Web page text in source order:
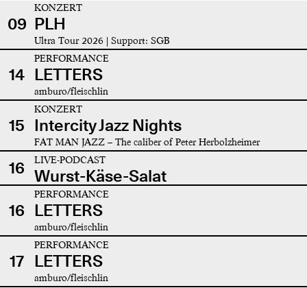
09
KONZERT
PLH
Ultra Tour 2026 | Support: SGB
14
PERFORMANCE
LETTERS
amburo/fleischlin
15
KONZERT
Intercity Jazz Nights
FAT MAN JAZZ – The caliber of Peter Herbolzheimer
16 LIVE-PODCAST
Wurst-Käse-Salat
16
PERFORMANCE
LETTERS
amburo/fleischlin
17
PERFORMANCE
LETTERS
amburo/fleischlin